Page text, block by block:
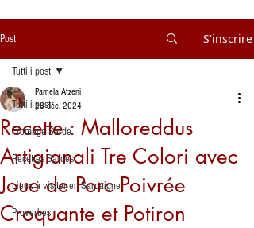
Post S'inscrire
Tutti i post
Fromage Sarde
Recettes Sardes
Lieux à visiter en Sardaigne
Proverbes
Tutti i post
Recette : Malloreddus
Artigianali Tre Colori avec
Joue de Porc Poivrée
Croquante et Potiron
Pamela Atzeni
28 déc. 2024